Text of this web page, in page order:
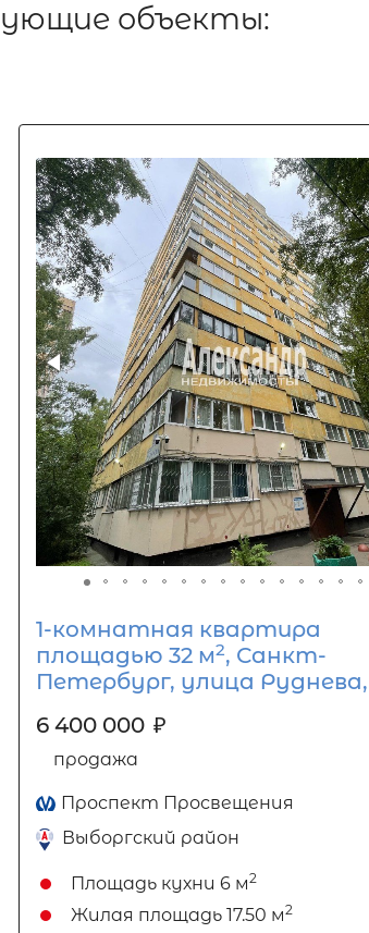
объекты:
1-комнатная квартира
площадью 32 м2, Санкт-
Петербург, улица Руднева,
6 400 000 ₽
продажа
Проспект Просвещения
Выборгский район
Площадь кухни 6 м2
Жилая площадь 17.50 м2